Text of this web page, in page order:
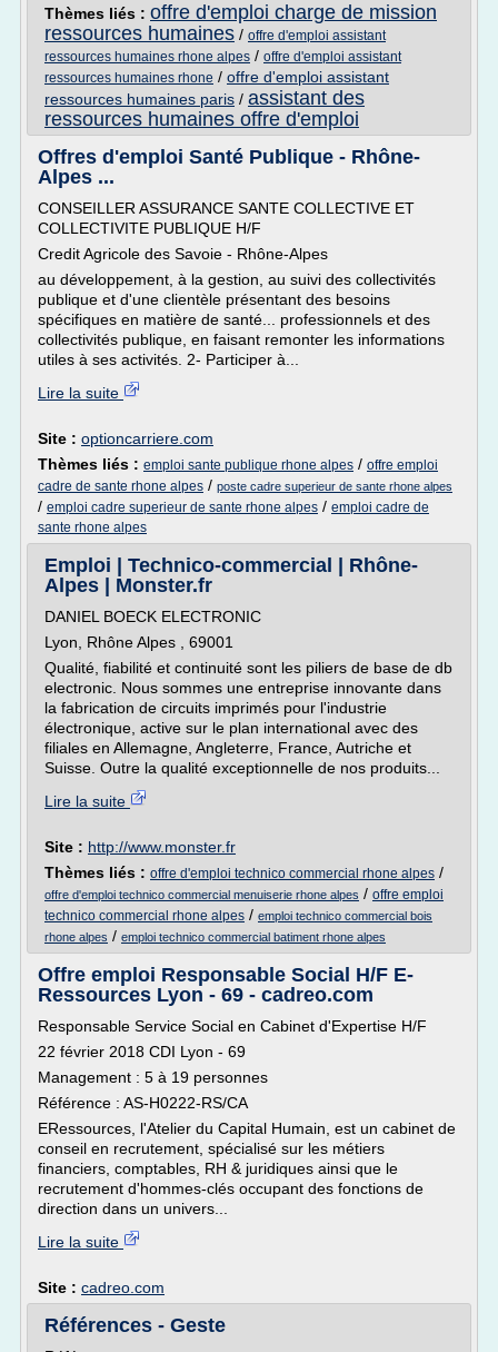
Thèmes liés : offre d'emploi charge de mission
ressources humaines / offre d'emploi assistant
ressources humaines rhone alpes / offre d'emploi assistant
ressources humaines rhone / offre d'emploi assistant
ressources humaines paris / assistant des
ressources humaines offre d'emploi
Offres d'emploi Santé Publique - Rhône-
Alpes ...
CONSEILLER ASSURANCE SANTE COLLECTIVE ET
COLLECTIVITE PUBLIQUE H/F
Credit Agricole des Savoie - Rhône-Alpes
au développement, à la gestion, au suivi des collectivités
publique et d'une clientèle présentant des besoins
spécifiques en matière de santé... professionnels et des
collectivités publique, en faisant remonter les informations
utiles à ses activités. 2- Participer à...
Lire la suite
Site : optioncarriere.com
Thèmes liés : emploi sante publique rhone alpes / offre emploi
cadre de sante rhone alpes / poste cadre superieur de sante rhone alpes
/ emploi cadre superieur de sante rhone alpes / emploi cadre de
sante rhone alpes
Emploi | Technico-commercial | Rhône-
Alpes | Monster.fr
DANIEL BOECK ELECTRONIC
Lyon, Rhône Alpes , 69001
Qualité, fiabilité et continuité sont les piliers de base de db
electronic. Nous sommes une entreprise innovante dans
la fabrication de circuits imprimés pour l'industrie
électronique, active sur le plan international avec des
filiales en Allemagne, Angleterre, France, Autriche et
Suisse. Outre la qualité exceptionnelle de nos produits...
Lire la suite
Site : http://www.monster.fr
Thèmes liés : offre d'emploi technico commercial rhone alpes /
offre d'emploi technico commercial menuiserie rhone alpes / offre emploi
technico commercial rhone alpes / emploi technico commercial bois
rhone alpes / emploi technico commercial batiment rhone alpes
Offre emploi Responsable Social H/F E-
Ressources Lyon - 69 - cadreo.com
Responsable Service Social en Cabinet d'Expertise H/F
22 février 2018 CDI Lyon - 69
Management : 5 à 19 personnes
Référence : AS-H0222-RS/CA
ERessources, l'Atelier du Capital Humain, est un cabinet de
conseil en recrutement, spécialisé sur les métiers
financiers, comptables, RH & juridiques ainsi que le
recrutement d'hommes-clés occupant des fonctions de
direction dans un univers...
Lire la suite
Site : cadreo.com
Références - Geste